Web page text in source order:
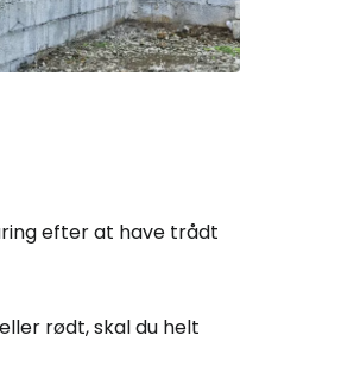
efter at have trådt
rødt, skal du helt